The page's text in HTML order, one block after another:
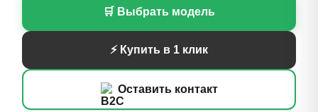
🛒 Выбрать модель
⚡ Купить в 1 клик
Оставить контакт